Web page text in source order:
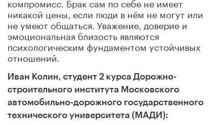
никакой цены, если люди в нём не могут или
не умеют общаться. Уважение, доверие и
эмоциональная близость являются
психологическим фундаментом устойчивых
отношений.
Иван Колин, студент 2 курса Дорожно-
строительного института Московского
автомобильно-дорожного государственного
технического университета (МАДИ):